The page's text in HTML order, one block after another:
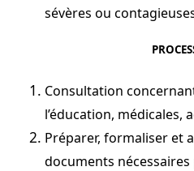
sévères ou
Consultation
l’éducation, médicales,
Préparer, formaliser et
documents